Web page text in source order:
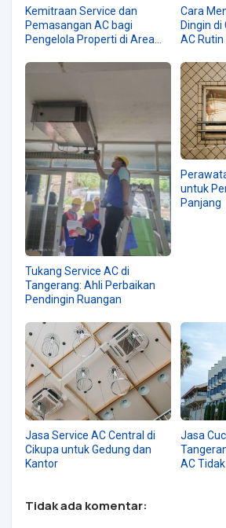
Kemitraan Service dan
Pemasangan AC bagi
Pengelola Properti di Area
Cara
Dingin di
AC Rutin
Tukang Service AC di
Tangerang: Ahli Perbaikan
Pendingin Ruangan
untuk
Panjang
Jasa Service AC Central di
Cikupa untuk Gedung dan
Kantor
Jasa
AC
Tidak ada komentar: